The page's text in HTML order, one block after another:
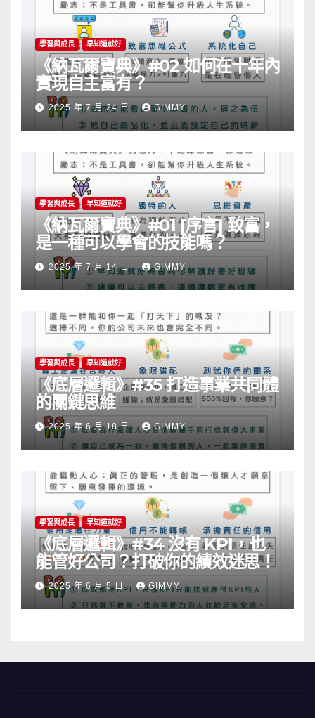
學習與成長 早知道就好
《納瓦爾寶典》#02 如何在十年內
實現自主富有？
2025 年 7 月 24 日 GIMMY
學習與成長 早知道就好
《納瓦爾寶典》#01 [序言] 致富，
是一種可以學會的技能嗎？
2025 年 7 月 14 日 GIMMY
學習與成長 早知道就好
《底層邏輯》#35 打造事業共同體
的關鍵思維
2025 年 6 月 18 日 GIMMY
學習與成長 早知道就好
《底層邏輯》#34 沒有 KPI，也
能管好公司？打破你的績效迷思！
2025 年 6 月 5 日 GIMMY